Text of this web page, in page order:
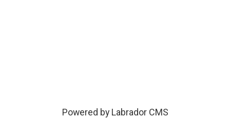
Powered by Labrador CMS